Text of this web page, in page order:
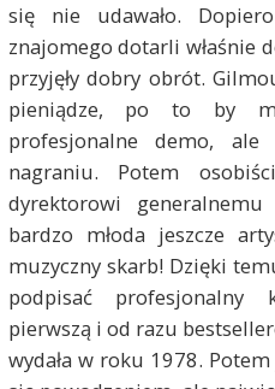
się nie udawało.
znajomego dotarli właśnie
przyjęły dobry obrót.
pieniądze, po to by
profesjonalne demo,
nagraniu. Potem
dyrektorowi
bardzo młoda jeszcze
muzyczny skarb! Dzięki
podpisać profesjonalny
pierwszą i od razu
wydała w roku 1978.